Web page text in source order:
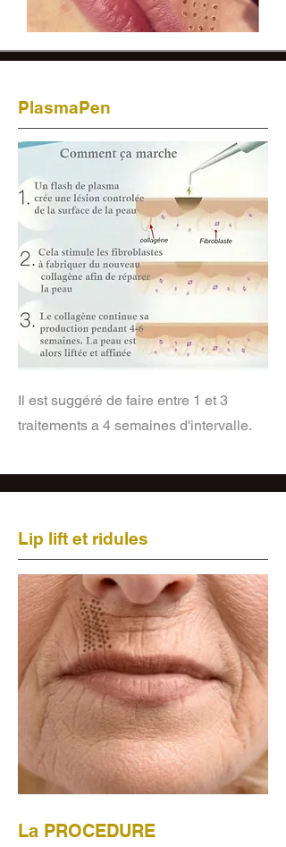
PlasmaPen
Il est suggéré de faire entre 1 et 3
traitements a 4 semaines d'intervalle.
Lip lift et ridules
La PROCEDURE